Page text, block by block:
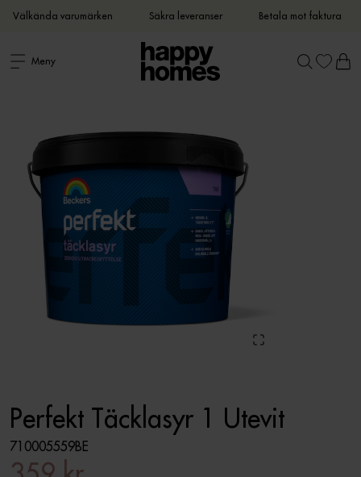
Välkända varumärken Säkra leveranser Betala mot faktura
Meny
Perfekt Täcklasyr 1 Utevit
710005559BE